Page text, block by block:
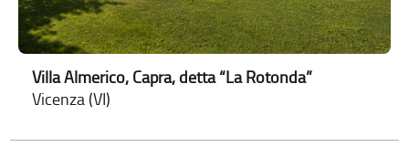
Villa Almerico, Capra, detta “La Rotonda”
Vicenza (VI)